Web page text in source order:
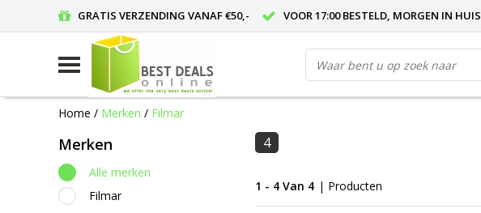
GRATIS VERZENDING VANAF €50,- VOOR 17:00 BESTELD, MORGEN IN HUIS
Home / Merken / Filmar
Merken
Alle merken
Filmar
4
1 - 4 Van 4 | Producten